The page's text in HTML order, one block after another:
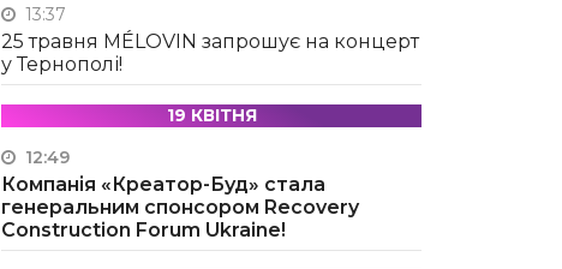
13:37
25 травня MÉLOVIN запрошує на концерт
у Тернополі!
19 КВІТНЯ
12:49
Компанія «Креатор-Буд» стала
генеральним спонсором Recovery
Construction Forum Ukraine!